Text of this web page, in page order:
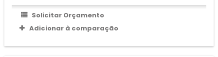
Solicitar Orçamento
Adicionar à comparação